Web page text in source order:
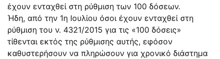
έχουν ενταχθεί στη ρύθμιση των 100 δόσεων.
Ήδη, από την 1η Ιουλίου όσοι έχουν ενταχθεί στη
ρύθμιση του ν. 4321/2015 για τις «100 δόσεις»
τίθενται εκτός της ρύθμισης αυτής, εφόσον
καθυστερήσουν να πληρώσουν για χρονικό διάστημα